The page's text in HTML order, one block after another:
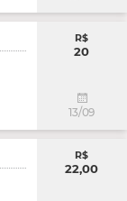
R$
20
13/09
R$
22,00